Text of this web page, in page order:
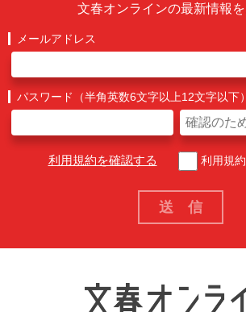
文春オンラインの最新情報
メールアドレス
パスワード（半角英数6文字以上12文字以下）
利用規約を確認する 利用規